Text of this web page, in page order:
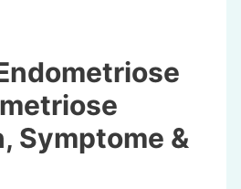
Symptome &